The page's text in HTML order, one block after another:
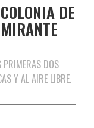
DE
PRIMERAS DOS
Y AL AIRE LIBRE.